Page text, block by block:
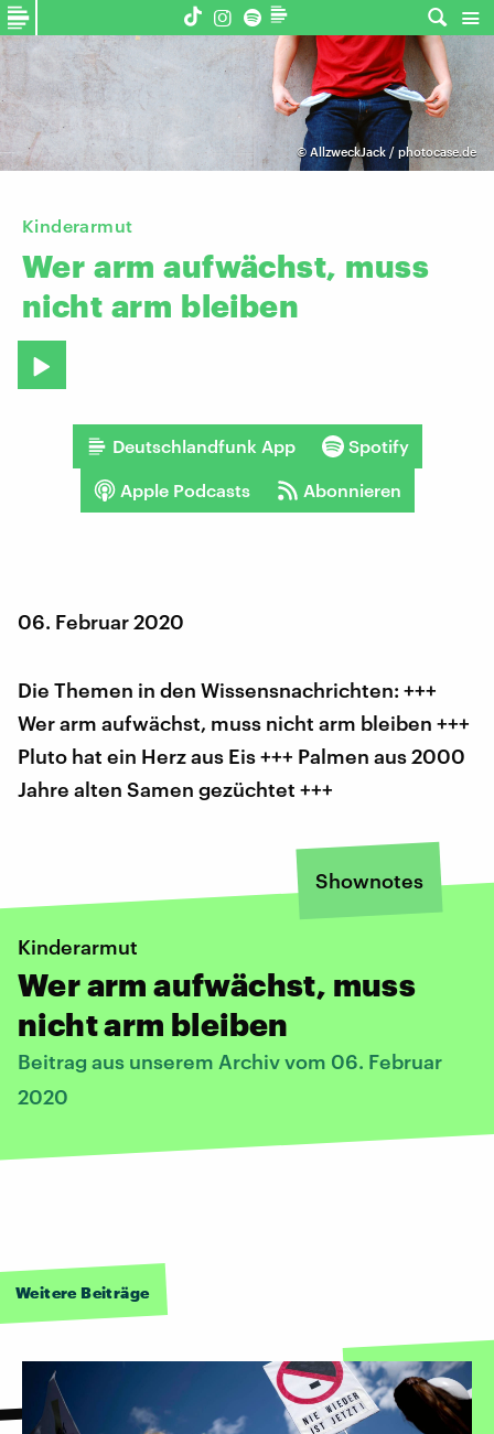
© AllzweckJack / photocase.de
Kinderarmut
Wer arm aufwächst, muss
nicht arm bleiben
Deutschlandfunk App Spotify
Apple Podcasts Abonnieren
06. Februar 2020
Die Themen in den Wissensnachrichten: +++
Wer arm aufwächst, muss nicht arm bleiben +++
Pluto hat ein Herz aus Eis +++ Palmen aus 2000
Jahre alten Samen gezüchtet +++
Shownotes
Kinderarmut
Wer arm aufwächst, muss
nicht arm bleiben
Beitrag aus unserem Archiv vom 06. Februar
2020
Weitere Beiträge